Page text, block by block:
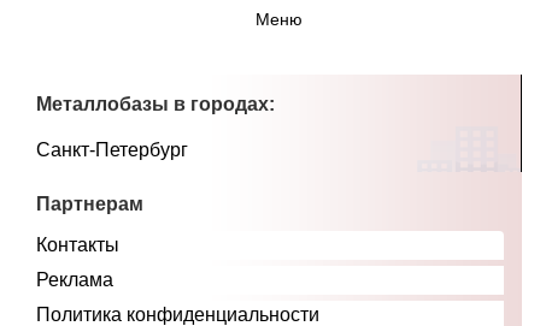
Меню
Металлобазы в городах:
Санкт-Петербург
Партнерам
Контакты
Реклама
Политика конфиденциальности